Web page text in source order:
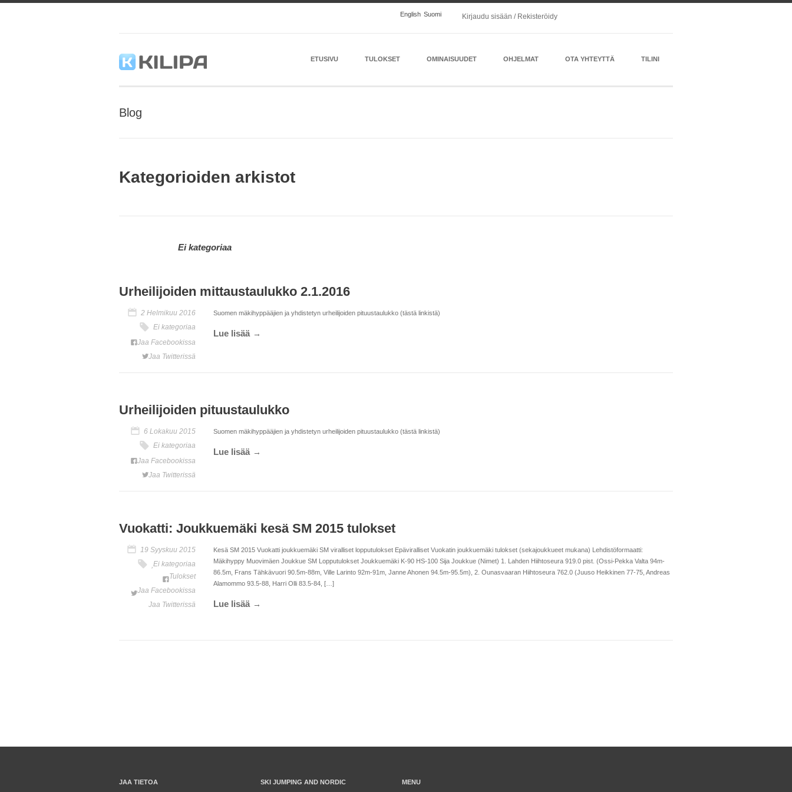
English Suomi Kirjaudu sisään / Rekisteröidy
ETUSIVU TULOKSET OMINAISUUDET OHJELMAT OTA YHTEYTTÄ TILINI
Blog
Kategorioiden arkistot
Ei kategoriaa
Urheilijoiden mittaustaulukko 2.1.2016
2 Helmikuu 2016
Ei kategoriaa
Jaa Facebookissa
Jaa Twitterissä
Suomen mäkihyppääjien ja yhdistetyn urheilijoiden pituustaulukko (tästä linkistä)
Lue lisää
Urheilijoiden pituustaulukko
6 Lokakuu 2015
Ei kategoriaa
Jaa Facebookissa
Jaa Twitterissä
Suomen mäkihyppääjien ja yhdistetyn urheilijoiden pituustaulukko (tästä linkistä)
Lue lisää
Vuokatti: Joukkuemäki kesä SM 2015 tulokset
19 Syyskuu 2015
Ei kategoriaa
,
Tulokset
Jaa Facebookissa
Jaa Twitterissä
Kesä SM 2015 Vuokatti joukkuemäki SM viralliset lopputulokset Epäviralliset Vuokatin joukkuemäki tulokset (sekajoukkueet mukana) Lehdistöformaatti:
Mäkihyppy Muovimäen Joukkue SM Lopputulokset Joukkuemäki K-90 HS-100 Sija Joukkue (Nimet) 1. Lahden Hiihtoseura 919.0 pist. (Ossi-Pekka Valta 94m-
86.5m, Frans Tähkävuori 90.5m-88m, Ville Larinto 92m-91m, Janne Ahonen 94.5m-95.5m), 2. Ounasvaaran Hiihtoseura 762.0 (Juuso Heikkinen 77-75, Andreas
Alamommo 93.5-88, Harri Olli 83.5-84, […]
Lue lisää
JAA TIETOA
SKI JUMPING AND NORDIC
MENU